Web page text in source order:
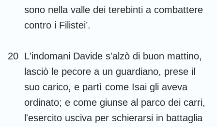
sono nella valle dei terebinti a combattere
contro i Filistei’.
20 L'indomani Davide s'alzò di buon mattino,
lasciò le pecore a un guardiano, prese il
suo carico, e partì come Isai gli aveva
ordinato; e come giunse al parco dei carri,
l'esercito usciva per schierarsi in battaglia